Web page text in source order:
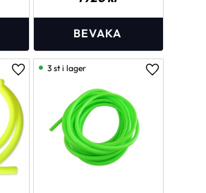
Lägg till i favoriter Lägg till i
3 st i lager